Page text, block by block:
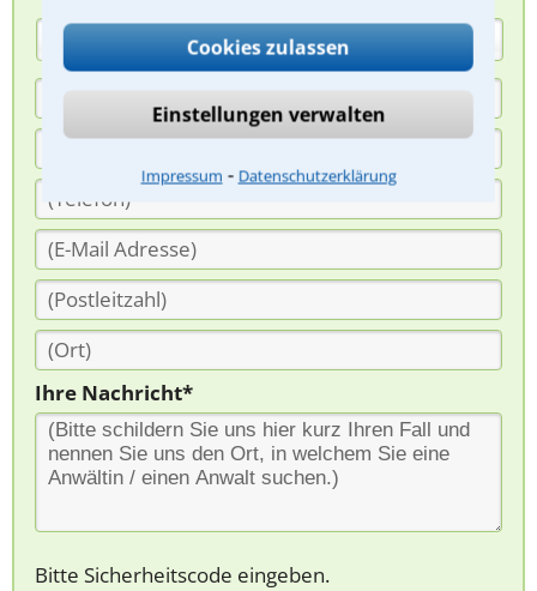
Cookies zulassen
Einstellungen verwalten
Impressum ⁃ Datenschutzerklärung
(Anrede)
Ihre Nachricht*
Bitte Sicherheitscode eingeben.